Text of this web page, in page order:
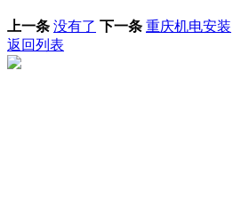
上一条 没有了 下一条 重庆机电安装
返回列表